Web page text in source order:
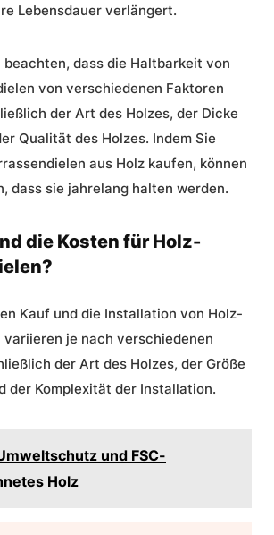
Lebensdauer verlängert.
beachten, dass die Haltbarkeit von
von verschiedenen Faktoren
der Art des Holzes, der Dicke
Qualität des Holzes. Indem Sie
aus Holz kaufen, können
dass sie jahrelang halten werden.
die Kosten für Holz-
Kauf und die Installation von Holz-
variieren je nach verschiedenen
der Art des Holzes, der Größe
der Komplexität der Installation.
und FSC-
Holz